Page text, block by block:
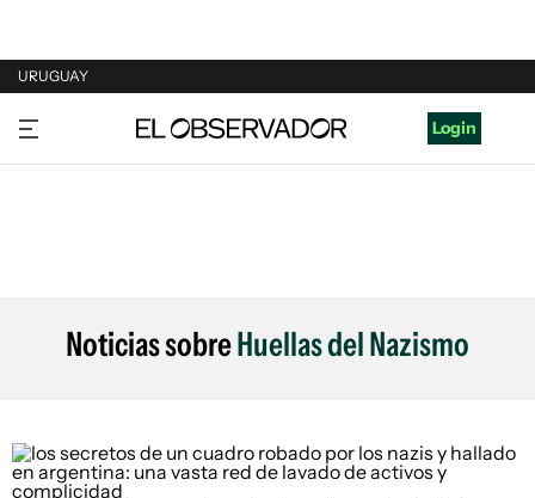
URUGUAY
URUGUAY
ARGENTINA
Login
Noticias sobreHuellas del Nazismo